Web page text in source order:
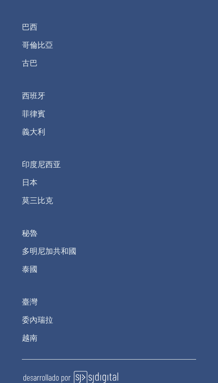
巴西
哥倫比亞
古巴
西班牙
菲律賓
義大利
印度尼西亚
日本
莫三比克
秘魯
多明尼加共和國
泰國
臺灣
委內瑞拉
越南